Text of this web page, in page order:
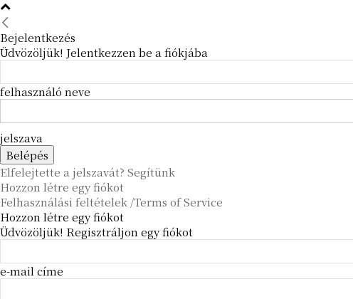
Bejelentkezés
Üdvözöljük! Jelentkezzen be a fiókjába
felhasználó neve
jelszava
Elfelejtette a jelszavát? Segítünk
Hozzon létre egy fiókot
Felhasználási feltételek /Terms of Service
Hozzon létre egy fiókot
Üdvözöljük! Regisztráljon egy fiókot
e-mail címe